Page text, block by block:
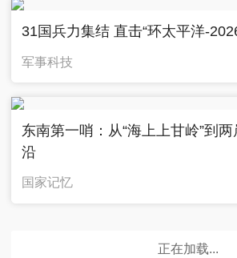
31国兵力集结 直击“环太平洋-
军事科技
东南第一哨：从“海上上甘岭”到两
沿
国家记忆
正在加载...